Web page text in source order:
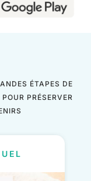
ÉTAPES DE
PRÉSERVER